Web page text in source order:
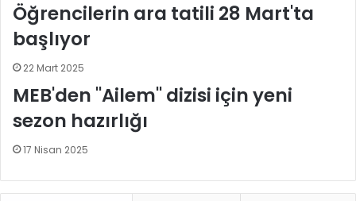
Öğrencilerin ara tatili 28 Mart'ta
başlıyor
22 Mart 2025
MEB'den "Ailem" dizisi için yeni
sezon hazırlığı
17 Nisan 2025